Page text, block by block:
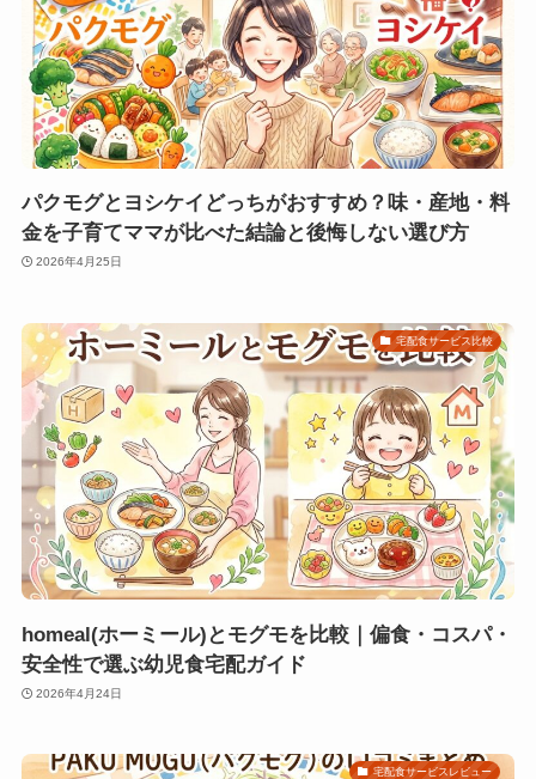
パクモグとヨシケイどっちがおすすめ？味・産地・料
金を子育てママが比べた結論と後悔しない選び方
2026年4月25日
宅配食サービス比較
homeal(ホーミール)とモグモを比較｜偏食・コスパ・
安全性で選ぶ幼児食宅配ガイド
2026年4月24日
宅配食サービスレビュー